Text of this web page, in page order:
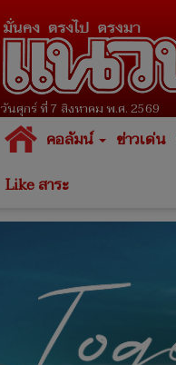
วันศุกร์ ที่ 7 สิงหาคม พ.ศ. 2569
คอลัมน์ ข่าวเด่น
Like สาระ